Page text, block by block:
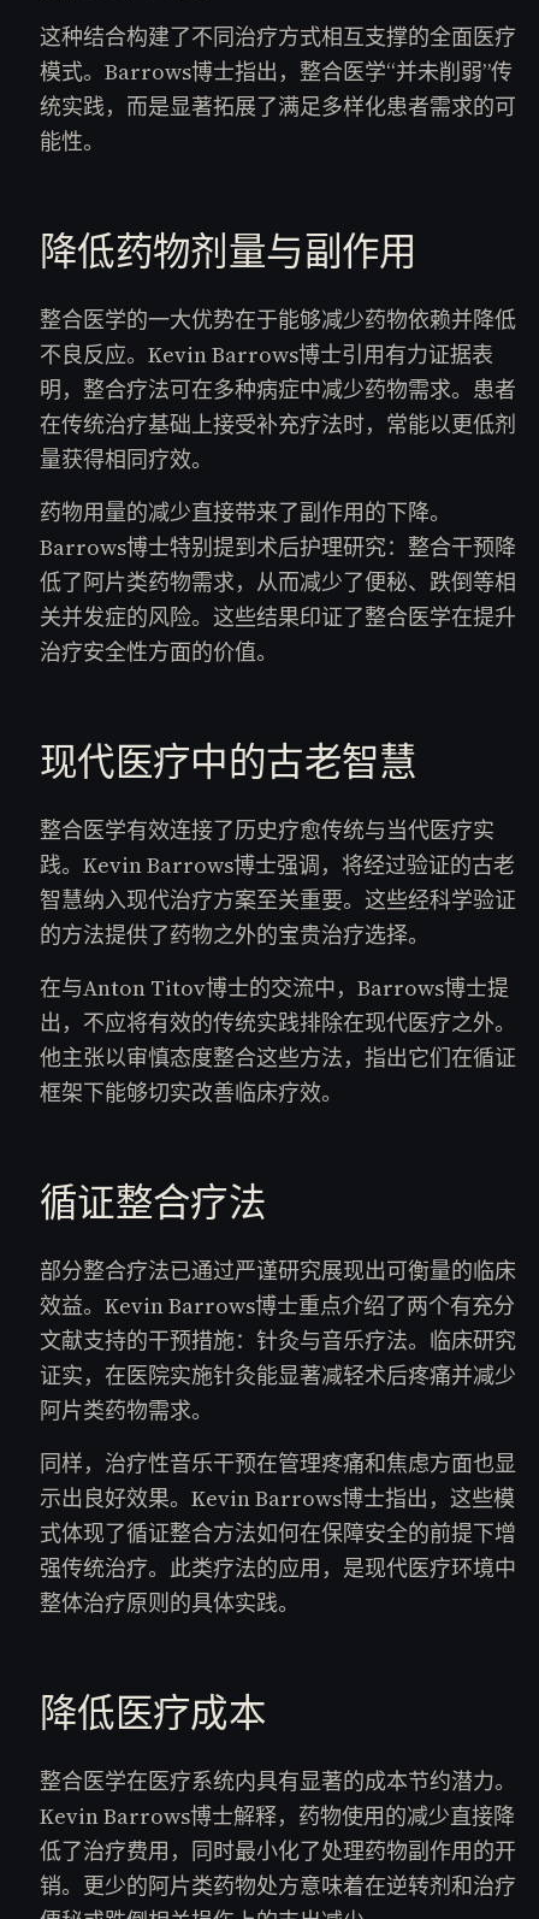
这种结合构建了不同治疗方式相互支撑的全面医疗
模式。Barrows博士指出，整合医学“并未削弱”传
统实践，而是显著拓展了满足多样化患者需求的可
能性。
降低药物剂量与副作用
整合医学的一大优势在于能够减少药物依赖并降低
不良反应。Kevin Barrows博士引用有力证据表
明，整合疗法可在多种病症中减少药物需求。患者
在传统治疗基础上接受补充疗法时，常能以更低剂
量获得相同疗效。
药物用量的减少直接带来了副作用的下降。
Barrows博士特别提到术后护理研究：整合干预降
低了阿片类药物需求，从而减少了便秘、跌倒等相
关并发症的风险。这些结果印证了整合医学在提升
治疗安全性方面的价值。
现代医疗中的古老智慧
整合医学有效连接了历史疗愈传统与当代医疗实
践。Kevin Barrows博士强调，将经过验证的古老
智慧纳入现代治疗方案至关重要。这些经科学验证
的方法提供了药物之外的宝贵治疗选择。
在与Anton Titov博士的交流中，Barrows博士提
出，不应将有效的传统实践排除在现代医疗之外。
他主张以审慎态度整合这些方法，指出它们在循证
框架下能够切实改善临床疗效。
循证整合疗法
部分整合疗法已通过严谨研究展现出可衡量的临床
效益。Kevin Barrows博士重点介绍了两个有充分
文献支持的干预措施：针灸与音乐疗法。临床研究
证实，在医院实施针灸能显著减轻术后疼痛并减少
阿片类药物需求。
同样，治疗性音乐干预在管理疼痛和焦虑方面也显
示出良好效果。Kevin Barrows博士指出，这些模
式体现了循证整合方法如何在保障安全的前提下增
强传统治疗。此类疗法的应用，是现代医疗环境中
整体治疗原则的具体实践。
降低医疗成本
整合医学在医疗系统内具有显著的成本节约潜力。
Kevin Barrows博士解释，药物使用的减少直接降
低了治疗费用，同时最小化了处理药物副作用的开
销。更少的阿片类药物处方意味着在逆转剂和治疗